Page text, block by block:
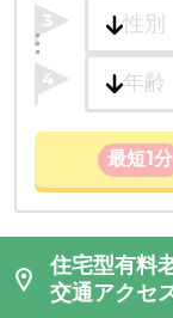
3
4
最短1分
住宅型有料
交通アクセ